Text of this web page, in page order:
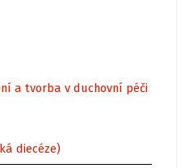
a tvorba v duchovní péči
diecéze)